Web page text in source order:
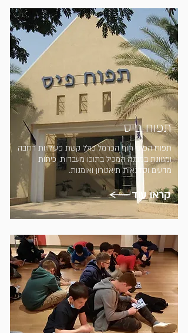
תפוח פיס
תפוח הפיס חוף הכרמל כולל קשת פעילויות רחבה
ומגוונת במבנה המכיל בתוכו מעבדות, כיתות
מדעים וסדנאות תיאטרון ואומנות.
קראו עוד